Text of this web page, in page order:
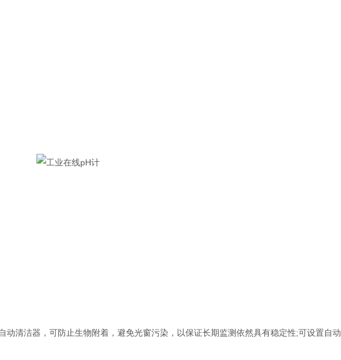
清洁器，可防止生物附着，避免光窗污染，以保证长期监测依然具有稳定性;可设置自动